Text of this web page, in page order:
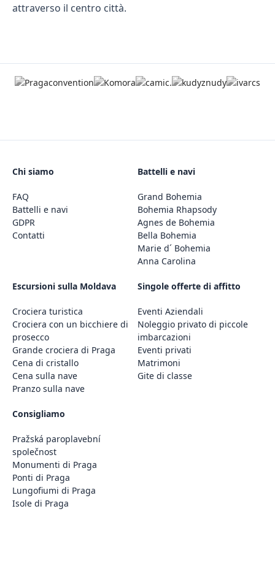
attraverso il centro città.
Chi siamo
FAQ
Battelli e navi
GDPR
Contatti
Battelli e navi
Grand Bohemia
Bohemia Rhapsody
Agnes de Bohemia
Bella Bohemia
Marie d´ Bohemia
Anna Carolina
Escursioni sulla Moldava
Crociera turistica
Crociera con un bicchiere di
prosecco
Grande crociera di Praga
Cena di cristallo
Cena sulla nave
Pranzo sulla nave
Singole offerte di affitto
Eventi Aziendali
Noleggio privato di piccole
imbarcazioni
Eventi privati
Matrimoni
Gite di classe
Consigliamo
Pražská paroplavební
společnost
Monumenti di Praga
Ponti di Praga
Lungofiumi di Praga
Isole di Praga